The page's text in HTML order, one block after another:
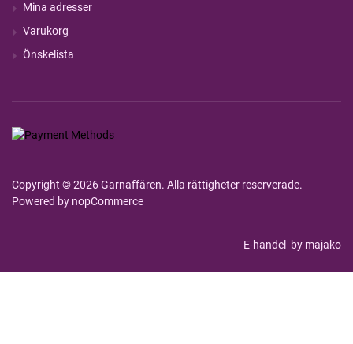
Mina adresser
Varukorg
Önskelista
Copyright © 2026 Garnaffären. Alla rättigheter reserverade.
Powered by nopCommerce
E-handel by majako